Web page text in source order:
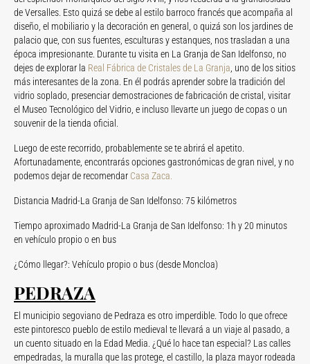
de Versalles. Esto quizá se debe al estilo barroco francés que acompaña al
diseño, el mobiliario y la decoración en general, o quizá son los jardines de
palacio que, con sus fuentes, esculturas y estanques, nos trasladan a una
época impresionante. Durante tu visita en La Granja de San Idelfonso, no
dejes de explorar la Real Fábrica de Cristales de La Granja, uno de los sitios
más interesantes de la zona. En él podrás aprender sobre la tradición del
vidrio soplado, presenciar demostraciones de fabricación de cristal, visitar
el Museo Tecnológico del Vidrio, e incluso llevarte un juego de copas o un
souvenir de la tienda oficial.
Luego de este recorrido, probablemente se te abrirá el apetito.
Afortunadamente, encontrarás opciones gastronómicas de gran nivel, y no
podemos dejar de recomendar Casa Zaca.
Distancia Madrid-La Granja de San Idelfonso: 75 kilómetros
Tiempo aproximado Madrid-La Granja de San Idelfonso: 1h y 20 minutos
en vehículo propio o en bus
¿Cómo llegar?: Vehículo propio o bus (desde Moncloa)
PEDRAZA
El municipio segoviano de Pedraza es otro imperdible. Todo lo que ofrece
este pintoresco pueblo de estilo medieval te llevará a un viaje al pasado, a
un cuento situado en la Edad Media. ¿Qué lo hace tan especial? Las calles
empedradas, la muralla que las protege, el castillo, la plaza mayor rodeada